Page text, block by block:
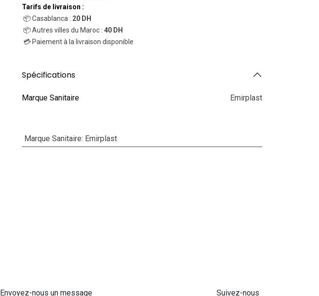
Tarifs de livraison :
📦 Casablanca : 20 DH
📦 Autres villes du Maroc : 40 DH
💳 Paiement à la livraison disponible
Spécifications
Marque Sanitaire Emirplast
Marque Sanitaire: Emirplast
Envoyez-nous un message Suivez-nous